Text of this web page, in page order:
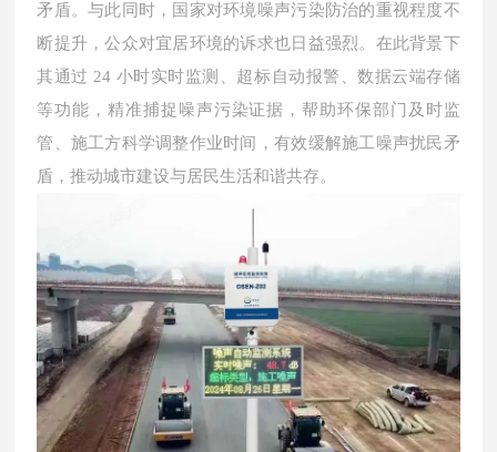
矛盾。与此同时，国家对环境噪声污染防治的重视程度不
断提升，公众对宜居环境的诉求也日益强烈。在此背景下
其通过 24 小时实时监测、超标自动报警、数据云端存储
等功能，精准捕捉噪声污染证据，帮助环保部门及时监
管、施工方科学调整作业时间，有效缓解施工噪声扰民矛
盾，推动城市建设与居民生活和谐共存。